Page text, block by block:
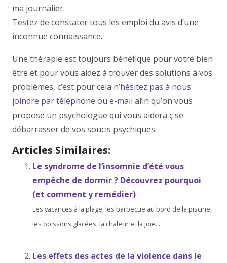
ma journalier.
Testez de constater tous les emploi du avis d’une
inconnue connaissance.
Une thérapie est toujours bénéfique pour votre bien
être et pour vous aidez à trouver des solutions à vos
problèmes, c’est pour cela n’hésitez pas à nous
joindre par téléphone ou e-mail afin qu’on vous
propose un psychologue qui vous aidera ç se
débarrasser de vos soucis psychiques.
Articles Similaires:
Le syndrome de l’insomnie d’été vous
empêche de dormir ? Découvrez pourquoi
(et comment y remédier)
Les vacances à la plage, les barbecue au bord de la piscine,
les boissons glacées, la chaleur et la joie...
Les effets des actes de la violence dans le